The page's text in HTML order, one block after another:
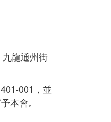
龍通州街
001，並
本會。